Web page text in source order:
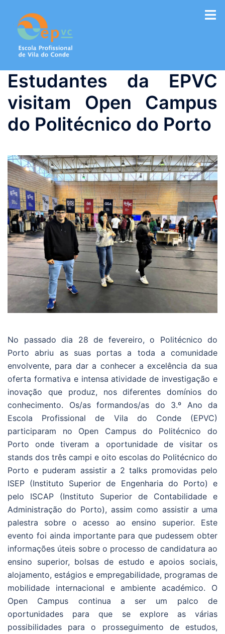
conteúdo
Estudantes da EPVC
visitam Open Campus
do Politécnico do Porto
No passado dia 28 de fevereiro, o Politécnico do
Porto abriu as suas portas a toda a comunidade
envolvente, para dar a conhecer a excelência da sua
oferta formativa e intensa atividade de investigação e
inovação que produz, nos diferentes domínios do
conhecimento. Os/as formandos/as do 3.º Ano da
Escola Profissional de Vila do Conde (EPVC)
participaram no Open Campus do Politécnico do
Porto onde tiveram a oportunidade de visitar os
stands dos três campi e oito escolas do Politécnico do
Porto e puderam assistir a 2 talks promovidas pelo
ISEP (Instituto Superior de Engenharia do Porto) e
pelo ISCAP (Instituto Superior de Contabilidade e
Administração do Porto), assim como assistir a uma
palestra sobre o acesso ao ensino superior. Este
evento foi ainda importante para que pudessem obter
informações úteis sobre o processo de candidatura ao
ensino superior, bolsas de estudo e apoios sociais,
alojamento, estágios e empregabilidade, programas de
mobilidade internacional e ambiente académico. O
Open Campus continua a ser um palco de
oportunidades para que se explore as várias
possibilidades para o prosseguimento de estudos,